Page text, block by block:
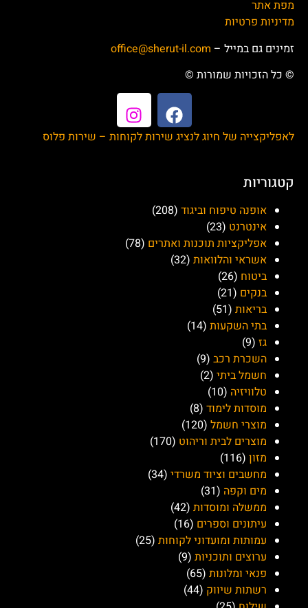
פנסיה
אייסטור (iStore)
בורגרס בר (Burgersbar)
אודות "שירות ישראל":
מטרת האתר "שירות ישראל" היא לאפשר לצרכנים ולחברות
ליצור קשר בצורה יעילה ופשוטה. אנו רואים באפשרות למצוא
מידע, לפרסם פרטי יצירת קשר, ולפתור בעיות כמקור השראה
וכלי לשיפור השירותים והחוויה שלנו כלקוחות. אנו מתאמצים
לגשר בין הפערים ולהפוך את התקשורת בין הצרכנים והחברות
לתהליך פשוט וקל, ובכך לשפר את איכות השירותים והמידע
שמוצעים לציבור הרחב.
עמודים:
כל החברות
אודות